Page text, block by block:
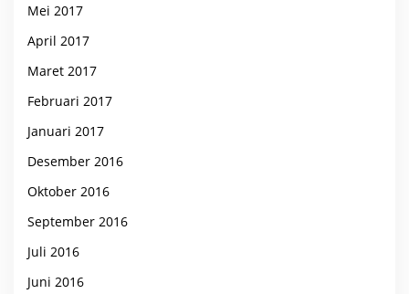
Mei 2017
April 2017
Maret 2017
Februari 2017
Januari 2017
Desember 2016
Oktober 2016
September 2016
Juli 2016
Juni 2016